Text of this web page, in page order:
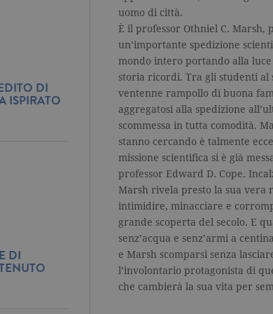
uomo di città.
È il professor Othniel C. Marsh,
un’importante spedizione
mondo intero portando alla
storia ricordi. Tra gli studenti al
ventenne rampollo di buona
aggregatosi alla spedizione
scommessa in tutta comodità.
stanno cercando è talmente
missione scientifica si è già
professor Edward D. Cope.
Marsh rivela presto la sua vera
intimidire, minacciare e
grande scoperta del secolo. E
senz’acqua e senz’armi a
e Marsh scomparsi senza
l’involontario protagonista di
che cambierà la sua vita per
DI
ISPIRATO
DI